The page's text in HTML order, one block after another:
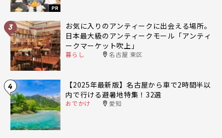
PR
3
お気に入りのアンティークに出会える場所。
日本最大級のアンティークモール「アンティ
ークマーケット吹上」
暮らし 名古屋 東区
4
【2025年最新版】名古屋から車で2時間半以
内で行ける避暑地特集！32選
おでかけ 愛知